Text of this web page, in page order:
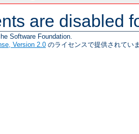
are disabled
Software Foundation.
Version 2.0 のライセンスで提供されてい